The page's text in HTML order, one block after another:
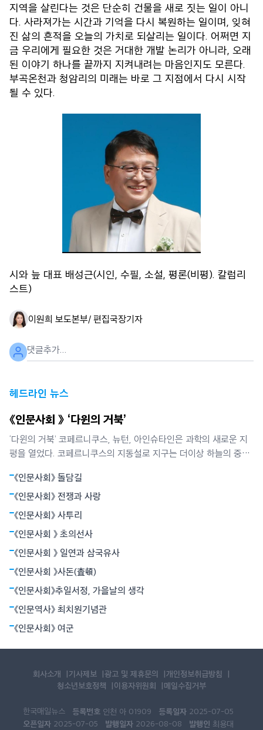
지역을 살린다는 것은 단순히 건물을 새로 짓는 일이 아니
다. 사라져가는 시간과 기억을 다시 복원하는 일이며, 잊혀
진 삶의 흔적을 오늘의 가치로 되살리는 일이다. 어쩌면 지
금 우리에게 필요한 것은 거대한 개발 논리가 아니라, 오래
된 이야기 하나를 끝까지 지켜내려는 마음인지도 모른다.
부곡온천과 청암리의 미래는 바로 그 지점에서 다시 시작
될 수 있다.
시와 늪 대표 배성근(시인, 수필, 소설, 평론(비평). 칼럼리
스트)
이원희 보도본부/ 편집국장기자
헤드라인 뉴스
《인문사회 》 ‘다윈의 거북’
‘다윈의 거북’ 코페르니쿠스, 뉴턴, 아인슈타인은 과학의 새로운 지
평을 열었다. 코페르니쿠스의 지동설로 지구는 더이상 하늘의 중심
의해 빚어지는 현상임을 밝혔다. 뉴턴역학은 하늘과 지상을 함께 아
울렀다. 아인슈타인의 상대성원리는 시간과 공간의 상대성, 휘어진
공간개념으로서의 중력 등 혁명적
《인문사회》 돌담길
《인문사회》 전쟁과 사랑
《인문사회》 사투리
《인문사회 》 초의선사
《인문사회 》 일연과 삼국유사
《인문사회 》사돈(査頓)
《인문사회》추일서정, 가을날의 생각
《인문역사》 최치원기념관
《인문사회》 여군
회사소개 기사제보 광고 및 제휴문의
개인정보취급방침
청소년보호정책
이용자위원회 메일수집거부
한국매일뉴스 등록번호 인천 아 01909 등록일자 2025-07-05
오픈일자 2025-07-05 발행일자 2026-08-08 발행인 최용대